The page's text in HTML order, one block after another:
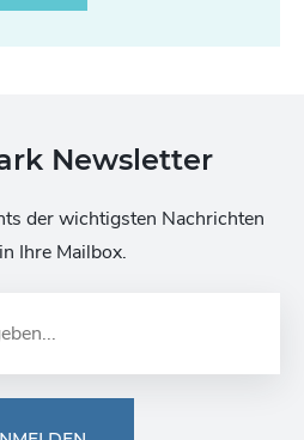
Newsletter
der wichtigsten Nachrichten
Ihre Mailbox.